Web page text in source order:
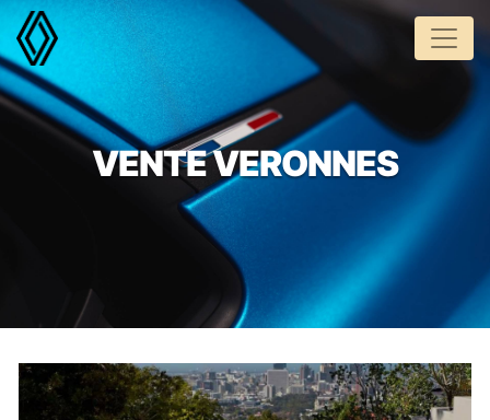
Panneau de gestion des cookies
VENTE VERONNES